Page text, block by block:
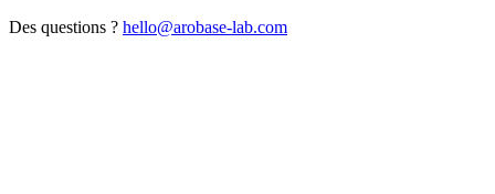
Des questions ? hello@arobase-lab.com